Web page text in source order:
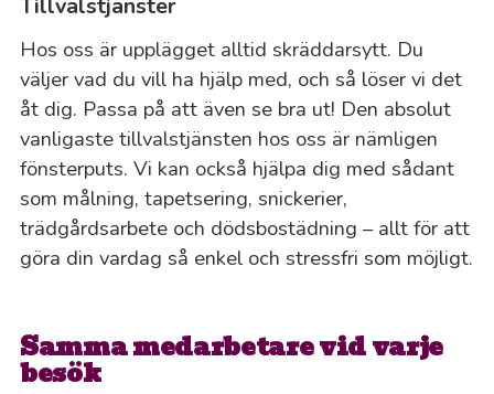
Hos oss är upplägget alltid skräddarsytt. Du
väljer vad du vill ha hjälp med, och så löser vi det
åt dig. Passa på att även se bra ut! Den absolut
vanligaste tillvalstjänsten hos oss är nämligen
fönsterputs. Vi kan också hjälpa dig med sådant
som målning, tapetsering, snickerier,
trädgårdsarbete och dödsbostädning – allt för att
göra din vardag så enkel och stressfri som möjligt.
Samma medarbetare vid varje
besök